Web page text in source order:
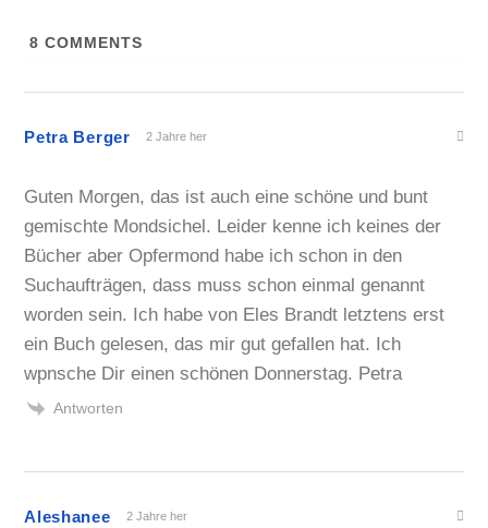
8 COMMENTS
Petra Berger 2 Jahre her
Guten Morgen, das ist auch eine schöne und bunt
gemischte Mondsichel. Leider kenne ich keines der
Bücher aber Opfermond habe ich schon in den
Suchaufträgen, dass muss schon einmal genannt
worden sein. Ich habe von Eles Brandt letztens erst
ein Buch gelesen, das mir gut gefallen hat. Ich
wpnsche Dir einen schönen Donnerstag. Petra
Antworten
Aleshanee 2 Jahre her